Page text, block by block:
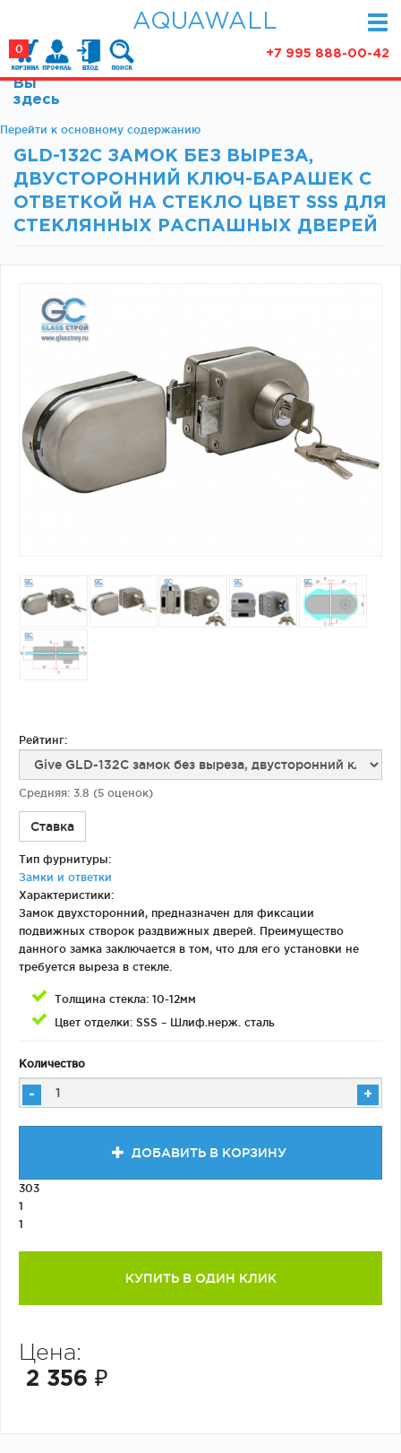
Перейти к основному содержанию
AQUAWALL
+7 995 888-00-42
0
КАТАЛОГ
Фурнитура для раздвижных дверей (закрытые
Фурнитура для раздвижных дверей (открытые
механизмы)
Фурнитура для маятниковых дверей
Ручки, кнобы
Зажимные профили
Фурнитура для межкомнатных дверей
Фурнитура для душевых ограждений (раздвижная
Фурнитура для душевых ограждений (распашная серия)
Двери межкомнатные цельностеклянные
АКЦИИ
ПАРТНЕРСТВО
СТАТЬИ
О КОМПАНИИ
Вы
здесь
GLD-132C ЗАМОК БЕЗ ВЫРЕЗА,
ДВУСТОРОННИЙ КЛЮЧ-БАРАШЕК С
ОТВЕТКОЙ НА СТЕКЛО ЦВЕТ SSS ДЛЯ
СТЕКЛЯННЫХ РАСПАШНЫХ ДВЕРЕЙ
Рейтинг:
Средняя: 3.8 (5 оценок)
Ставка
Тип фурнитуры:
Замки и ответки
Характеристики:
Замок двухсторонний, предназначен для фиксации
подвижных створок раздвижных дверей. Преимущество
данного замка заключается в том, что для его установки не
требуется выреза в стекле.
Толщина стекла: 10-12мм
Цвет отделки: SSS – Шлиф.нерж. сталь
Количество
- +
ДОБАВИТЬ В КОРЗИНУ
303
1
1
КУПИТЬ В ОДИН КЛИК
Цена:
2 356 ₽